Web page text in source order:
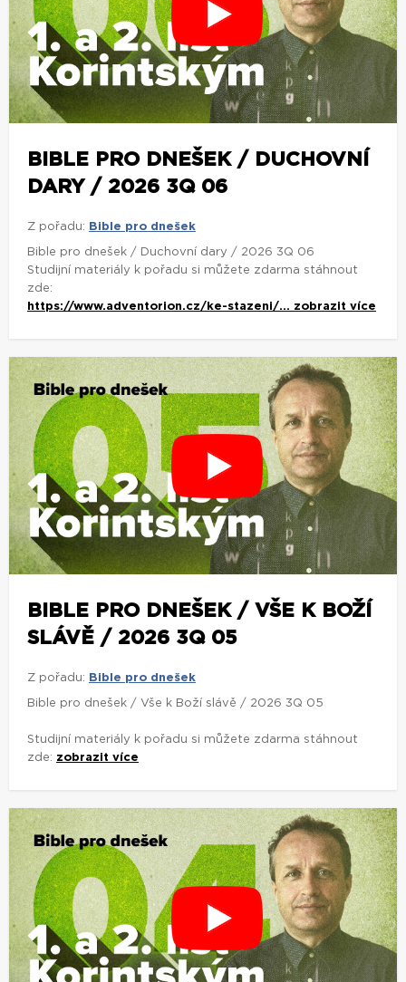
BIBLE PRO DNEŠEK / DUCHOVNÍ
DARY / 2026 3Q 06
Z pořadu: Bible pro dnešek
Bible pro dnešek / Duchovní dary / 2026 3Q 06
Studijní materiály k pořadu si můžete zdarma stáhnout
zde:
https://www.adventorion.cz/ke-stazeni/... zobrazit více
BIBLE PRO DNEŠEK / VŠE K BOŽÍ
SLÁVĚ / 2026 3Q 05
Z pořadu: Bible pro dnešek
Bible pro dnešek / Vše k Boží slávě / 2026 3Q 05
Studijní materiály k pořadu si můžete zdarma stáhnout
zde: zobrazit více